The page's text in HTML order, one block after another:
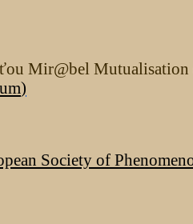
Mir@bel Mutualisation
)
Society of